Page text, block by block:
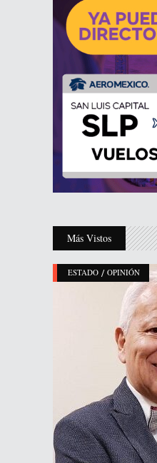
Más Vistos
ESTADO / OPINIÓN